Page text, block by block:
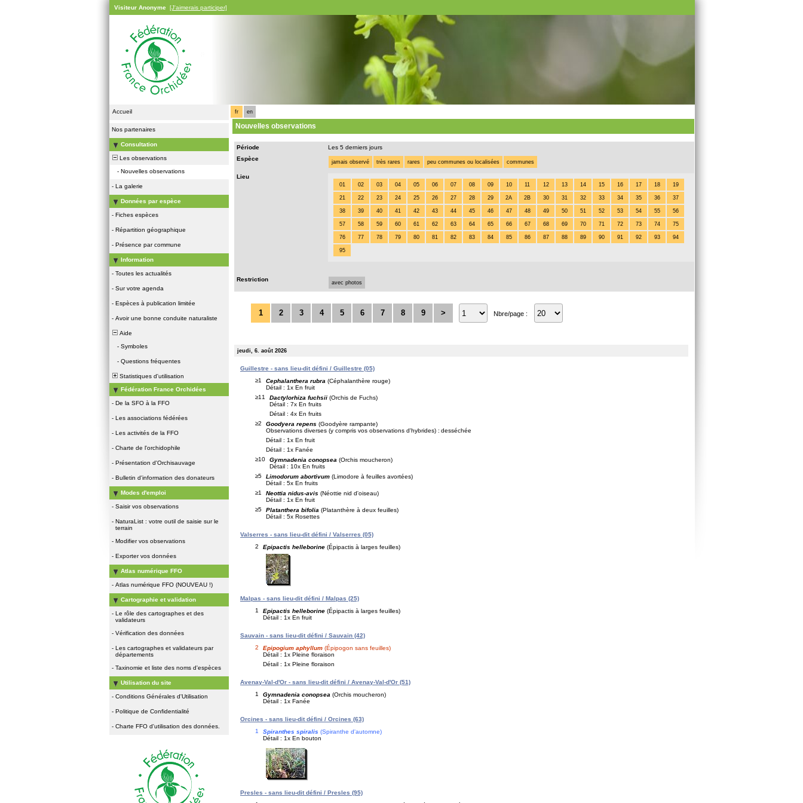
Visiteur Anonyme [J'aimerais participer]
Accueil
Nos partenaires
Consultation
Les observations
- Nouvelles observations
- La galerie
Données par espèce
- Fiches espèces
- Répartition géographique
- Présence par commune
Information
- Toutes les actualités
- Sur votre agenda
- Espèces à publication limitée
- Avoir une bonne conduite naturaliste
Aide
- Symboles
- Questions fréquentes
Statistiques d'utilisation
Fédération France Orchidées
- De la SFO à la FFO
- Les associations fédérées
- Les activités de la FFO
- Charte de l'orchidophile
- Présentation d'Orchisauvage
- Bulletin d'information des donateurs
Modes d'emploi
- Saisir vos observations
- NaturaList : votre outil de saisie sur le
terrain
- Modifier vos observations
- Exporter vos données
Atlas numérique FFO
- Atlas numérique FFO (NOUVEAU !)
Cartographie et validation
- Le rôle des cartographes et des
validateurs
- Vérification des données
- Les cartographes et validateurs par
départements
- Taxinomie et liste des noms d'espèces
Utilisation du site
- Conditions Générales d'Utilisation
- Politique de Confidentialité
- Charte FFO d'utilisation des données.
fr en
Nouvelles observations
Période
Les 5 derniers jours
Espèce
jamais observé très rares rares peu communes ou localisées communes
Lieu
01 02 03 04 05 06 07 08 09 10 11 12 13 14 15 16 17 18 19
21 22 23 24 25 26 27 28 29 2A 2B 30 31 32 33 34 35 36 37
38 39 40 41 42 43 44 45 46 47 48 49 50 51 52 53 54 55 56
57 58 59 60 61 62 63 64 65 66 67 68 69 70 71 72 73 74 75
76 77 78 79 80 81 82 83 84 85 86 87 88 89 90 91 92 93 94
95
Restriction avec photos
1 2 3 4 5 6 7 8 9 > Nbre/page :
jeudi, 6. août 2026
Guillestre - sans lieu-dit défini / Guillestre (05)
≥1
Cephalanthera rubra (Céphalanthère rouge)
Détail : 1x En fruit
≥11
Dactylorhiza fuchsii (Orchis de Fuchs)
Détail : 7x En fruits
Détail : 4x En fruits
≥2
Goodyera repens (Goodyère rampante)
Observations diverses (y compris vos observations d'hybrides) : desséchée
Détail : 1x En fruit
Détail : 1x Fanée
≥10
Gymnadenia conopsea (Orchis moucheron)
Détail : 10x En fruits
≥5
Limodorum abortivum (Limodore à feuilles avortées)
Détail : 5x En fruits
≥1
Neottia nidus-avis (Néottie nid d'oiseau)
Détail : 1x En fruit
≥5
Platanthera bifolia (Platanthère à deux feuilles)
Détail : 5x Rosettes
Valserres - sans lieu-dit défini / Valserres (05)
2
Epipactis helleborine (Épipactis à larges feuilles)
Malpas - sans lieu-dit défini / Malpas (25)
1
Epipactis helleborine (Épipactis à larges feuilles)
Détail : 1x En fruit
Sauvain - sans lieu-dit défini / Sauvain (42)
2
Epipogium aphyllum (Épipogon sans feuilles)
Détail : 1x Pleine floraison
Détail : 1x Pleine floraison
Avenay-Val-d'Or - sans lieu-dit défini / Avenay-Val-d'Or (51)
1
Gymnadenia conopsea (Orchis moucheron)
Détail : 1x Fanée
Orcines - sans lieu-dit défini / Orcines (63)
1
Spiranthes spiralis (Spiranthe d'automne)
Détail : 1x En bouton
Presles - sans lieu-dit défini / Presles (95)